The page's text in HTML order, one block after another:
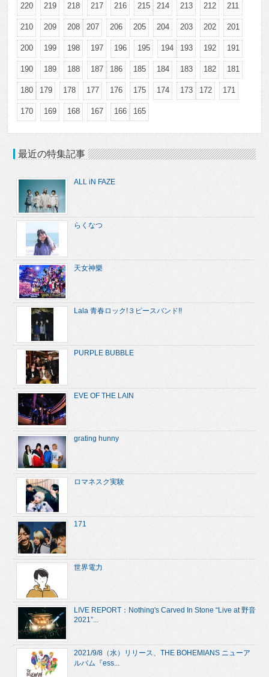
220 219 218 217 216 215 214 213 212 211
210 209 208 207 206 205 204 203 202 201
200 199 198 197 196 195 194 193 192 191
190 189 188 187 186 185 184 183 182 181
180 179 178 177 176 175 174 173 172 171
170 169 168 167 166 165
最近の特集記事
ALL iN FAZE
らくなつ
天女神樂
Lala 青春ロック!３ピースバンド!!
PURPLE BUBBLE
EVE OF THE LAIN
grating hunny
ロマネスク実験
171
世界電力
LIVE REPORT：Nothing's Carved In Stone “Live at 野音
2021”...
2021/9/8（水）リリース、THE BOHEMIANS ニューア
ルバム『ess...